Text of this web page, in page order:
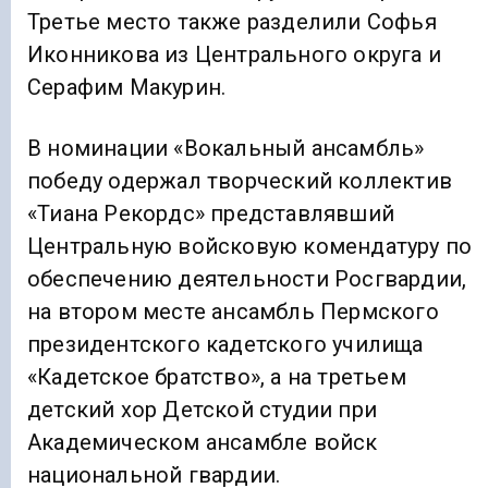
Третье место также разделили Софья
Иконникова из Центрального округа и
Серафим Макурин.
В номинации «Вокальный ансамбль»
победу одержал творческий коллектив
«Тиана Рекордс» представлявший
Центральную войсковую комендатуру по
обеспечению деятельности Росгвардии,
на втором месте ансамбль Пермского
президентского кадетского училища
«Кадетское братство», а на третьем
детский хор Детской студии при
Академическом ансамбле войск
национальной гвардии.